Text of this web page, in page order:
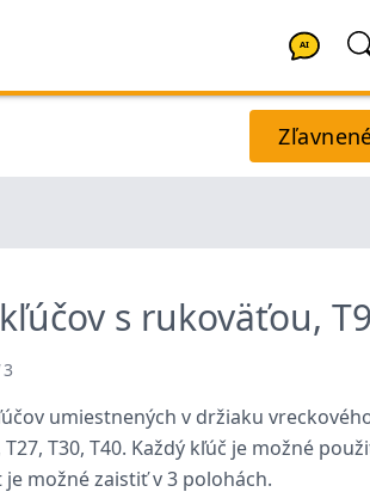
AI
s rukoväťou,
umiestnených v držiaku
T27, T30, T40. Každý kľúč je možné
možné zaistiť v 3 polohách.